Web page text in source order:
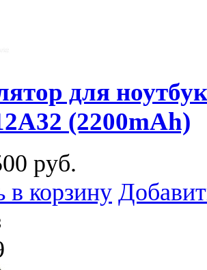
для
(2200mAh)
руб.
в корзину